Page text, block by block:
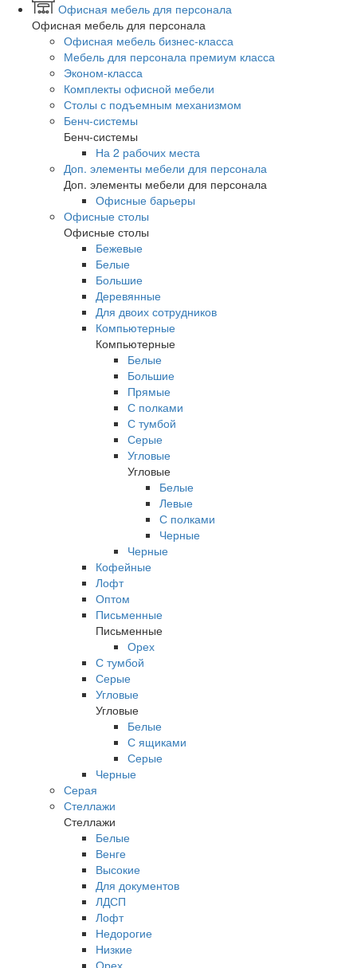
Офисная мебель для персонала
Офисная мебель для персонала
Офисная мебель бизнес-класса
Мебель для персонала премиум класса
Эконом-класса
Комплекты офисной мебели
Столы с подъемным механизмом
Бенч-системы
Бенч-системы
На 2 рабочих места
Доп. элементы мебели для персонала
Доп. элементы мебели для персонала
Офисные барьеры
Офисные столы
Офисные столы
Бежевые
Белые
Большие
Деревянные
Для двоих сотрудников
Компьютерные
Компьютерные
Белые
Большие
Прямые
С полками
С тумбой
Серые
Угловые
Угловые
Белые
Левые
С полками
Черные
Черные
Кофейные
Лофт
Оптом
Письменные
Письменные
Орех
С тумбой
Серые
Угловые
Угловые
Белые
С ящиками
Серые
Черные
Серая
Стеллажи
Стеллажи
Белые
Венге
Высокие
Для документов
ЛДСП
Лофт
Недорогие
Низкие